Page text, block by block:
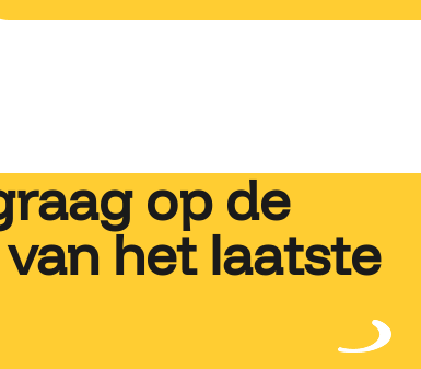
op de
het laatste